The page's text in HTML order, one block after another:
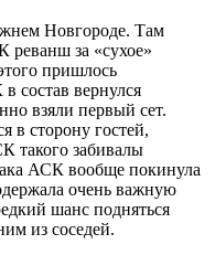
Новгороде. Там
реванш за «сухое»
пришлось
состав вернулся
взяли первый сет.
в сторону гостей,
такого забивалы
АСК вообще покинула
очень важную
шанс подняться
из соседей.